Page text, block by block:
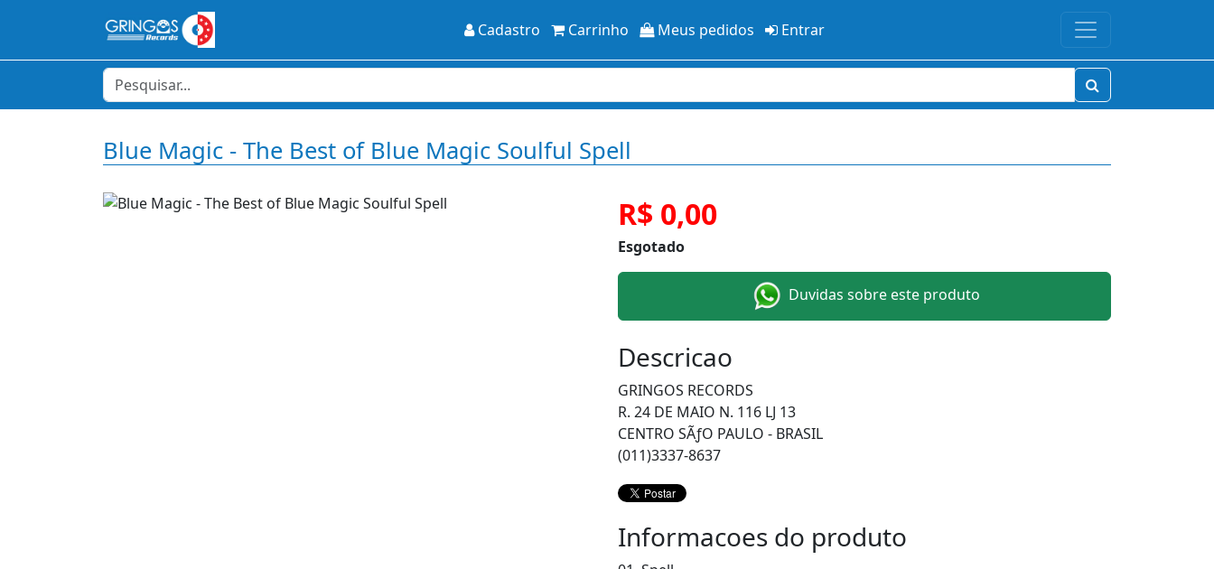
Cadastro Carrinho Meus pedidos Entrar
Blue Magic - The Best of Blue Magic Soulful Spell
R$ 0,00
Esgotado
Duvidas sobre este produto
Descricao
GRINGOS RECORDS
R. 24 DE MAIO N. 116 LJ 13
CENTRO SÃƒO PAULO - BRASIL
(011)3337-8637
Informacoes do produto